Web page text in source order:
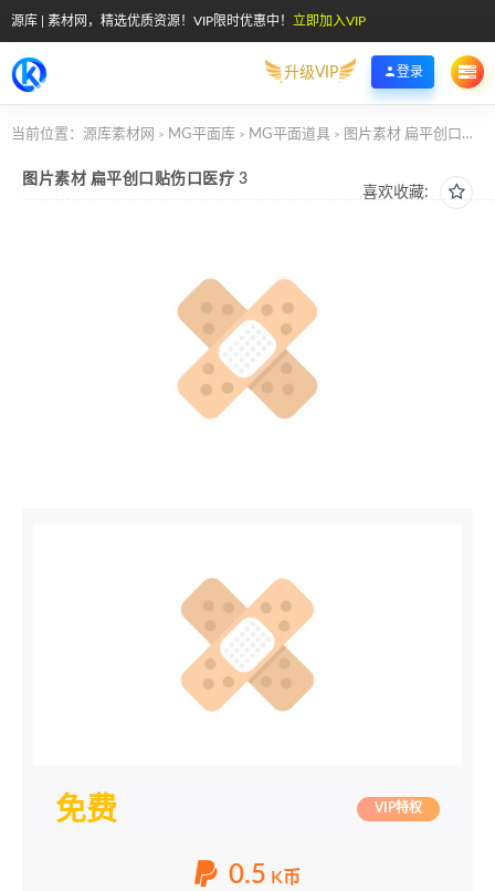
源库 | 素材网，精选优质资源！VIP限时优惠中！ 立即加入VIP
升级VIP 登录
当前位置： 源库素材网 > MG平面库 > MG平面道具 > 图片素材 扁平创口贴伤口医疗 3
喜欢收藏:
图片素材 扁平创口贴伤口医疗 3
免费 VIP特权
0.5 K币